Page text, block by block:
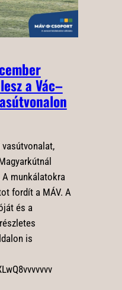
a Vác–
munkálatokra
fordít a MÁV. A
és a
is